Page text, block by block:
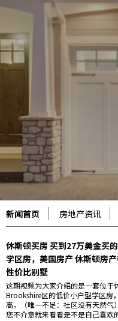
新闻首页 房地产资讯
休斯顿买房 买到27万美金买
学区房，美国房产 休斯顿房
性价比别墅
这期视频为大家介绍的是一套位于
Brookshire区的低价小户型学区房
高，（唯一不足：社区没有天然气
您不介意就来看看是不是自己喜欢